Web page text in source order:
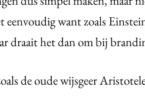
eenvoudig want zoals
draait het dan om bij
de oude wijsgeer